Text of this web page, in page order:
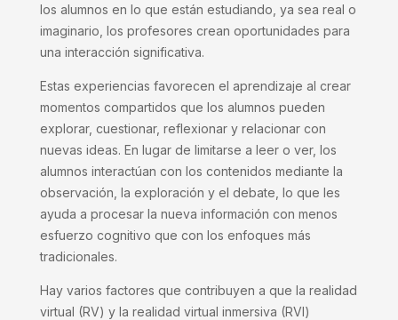
los alumnos en lo que están estudiando, ya sea real o
imaginario, los profesores crean oportunidades para
una interacción significativa.
Estas experiencias favorecen el aprendizaje al crear
momentos compartidos que los alumnos pueden
explorar, cuestionar, reflexionar y relacionar con
nuevas ideas. En lugar de limitarse a leer o ver, los
alumnos interactúan con los contenidos mediante la
observación, la exploración y el debate, lo que les
ayuda a procesar la nueva información con menos
esfuerzo cognitivo que con los enfoques más
tradicionales.
Hay varios factores que contribuyen a que la realidad
virtual (RV) y la realidad virtual inmersiva (RVI)